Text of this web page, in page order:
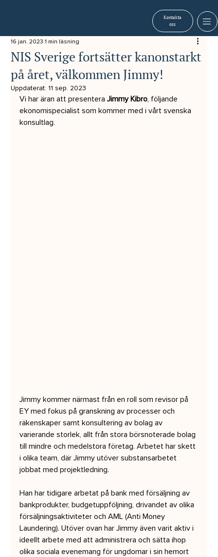
Kontakta
oss
NIS Sverige fortsätter kanonstarkt
på året, välkommen Jimmy!
16 jan. 2023 1 min läsning
Uppdaterat:11 sep. 2023
Vi har äran att presentera Jimmy Kibro, följande
ekonomispecialist som kommer med i vårt svenska
konsultlag.
Jimmy kommer närmast från en roll som revisor på
EY med fokus på granskning av processer och
räkenskaper samt konsultering av bolag av
varierande storlek, allt från stora börsnoterade bolag
till mindre och medelstora företag. Arbetet har skett
i olika team, där Jimmy utöver substansarbetet
jobbat med projektledning.
Han har tidigare arbetat på bank med försäljning av
bankprodukter, budgetuppföljning, drivandet av olika
försäljningsaktiviteter och AML (Anti Money
Laundering). Utöver ovan har Jimmy även varit aktiv i
ideellt arbete med att administrera och sätta ihop
olika sociala evenemang för ungdomar i sin hemort